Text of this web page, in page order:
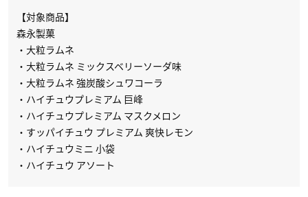
【対象商品】
森永製菓
・大粒ラムネ
・大粒ラムネ ミックスベリーソーダ味
・大粒ラムネ 強炭酸シュワコーラ
・ハイチュウプレミアム 巨峰
・ハイチュウプレミアム マスクメロン
・すッパイチュウ プレミアム 爽快レモン
・ハイチュウミニ 小袋
・ハイチュウ アソート